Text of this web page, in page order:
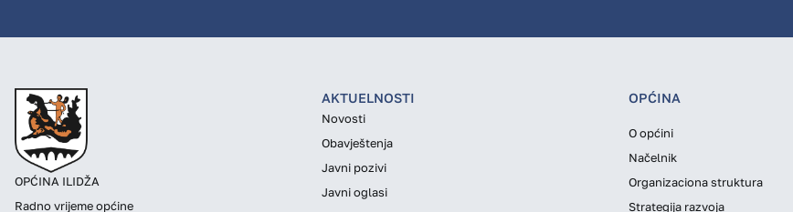
OPĆINA ILIDŽA
Radno vrijeme općine
AKTUELNOSTI
Novosti
Obavještenja
Javni pozivi
Javni oglasi
OPĆINA
O općini
Načelnik
Organizaciona struktura
Strategija razvoja